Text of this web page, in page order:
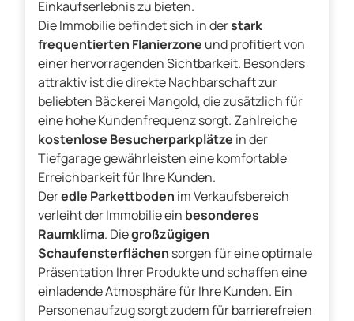
Einkaufserlebnis zu bieten.
Die Immobilie befindet sich in derstark
frequentierten Flanierzone und profitiert von
einer hervorragenden Sichtbarkeit. Besonders
attraktiv ist die direkte Nachbarschaft zur
beliebten Bäckerei Mangold, die zusätzlich für
eine hohe Kundenfrequenz sorgt. Zahlreiche
kostenlose Besucherparkplätze in der
Tiefgarage gewährleisten eine komfortable
Erreichbarkeit für Ihre Kunden.
Deredle Parkettboden im Verkaufsbereich
verleiht der Immobilie ein besonderes
Raumklima. Diegroßzügigen
Schaufensterflächen sorgen für eine optimale
Präsentation Ihrer Produkte und schaffen eine
einladende Atmosphäre für Ihre Kunden. Ein
Personenaufzug sorgt zudem für barrierefreien